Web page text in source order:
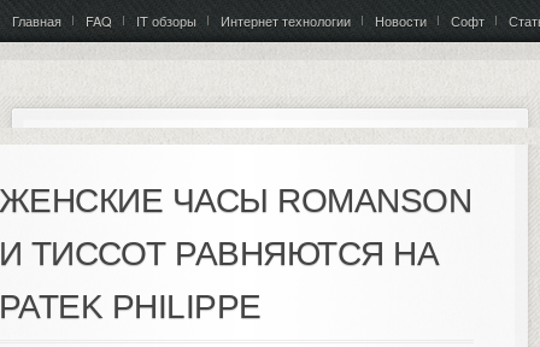
Главная FAQ IT обзоры Интернет технологии Новости Софт
ЧАСЫ ROMANSON
ТИССОТ РАВНЯЮТСЯ НА
PHILIPPE